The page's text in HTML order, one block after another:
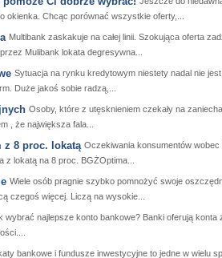
okienka. Chcąc porównać wszystkie oferty,...
Multibank zaskakuje na całej linii. Szokująca oferta
Mulibank lokata degresywna...
Sytuacja na rynku kredytowym niestety nadal nie
Duże jakoś sobie radzą,...
Osoby, które z utęsknieniem czekały na
, że największa fala...
z 8 proc. lokatą Oczekiwania konsumentów
lokatą na 8 proc. BGŻOptima...
Wiele osób pragnie szybko pomnożyć swoje
czegoś więcej. Liczą na wysokie...
wybrać najlepsze konto bankowe? Banki oferują
bankowe i fundusze inwestycyjne to jedne w wielu